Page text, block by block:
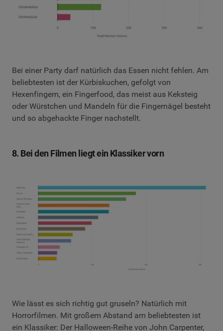
Bei einer Party darf natürlich das Essen nicht fehlen. Am
beliebtesten ist der Kürbiskuchen, gefolgt von
Hexenfingern, ein Fingerfood, das meist aus Keksteig
oder Würstchen und Mandeln für die Fingernägel besteht
und so abgehackte Finger nachstellt.
8. Bei den Filmen liegt ein Klassiker vorn
Wie lässt es sich richtig gut gruseln? Natürlich mit
Horrorfilmen. Mit großem Abstand am beliebtesten ist
ein Klassiker: Der Halloween-Reihe von John Carpenter,